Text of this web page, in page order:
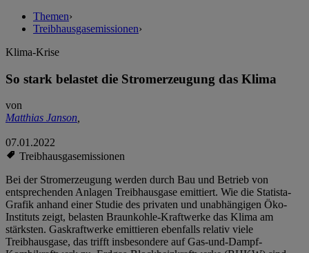
Themen›
Treibhausgasemissionen›
Klima-Krise
So stark belastet die Stromerzeugung das Klima
von
Matthias Janson,
07.01.2022
Treibhausgasemissionen
Bei der Stromerzeugung werden durch Bau und Betrieb von
entsprechenden Anlagen Treibhausgase emittiert. Wie die Statista-
Grafik anhand einer Studie des privaten und unabhängigen Öko-
Instituts zeigt, belasten Braunkohle-Kraftwerke das Klima am
stärksten. Gaskraftwerke emittieren ebenfalls relativ viele
Treibhausgase, das trifft insbesondere auf Gas-und-Dampf-